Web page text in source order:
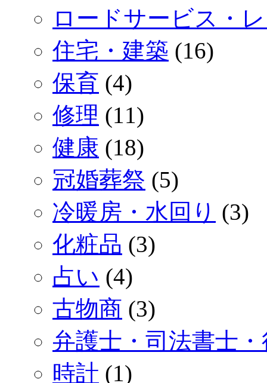
ロードサービス・
住宅・建築 (16)
保育 (4)
修理 (11)
健康 (18)
冠婚葬祭 (5)
冷暖房・水回り (3)
化粧品 (3)
占い (4)
古物商 (3)
弁護士・司法書士
時計 (1)